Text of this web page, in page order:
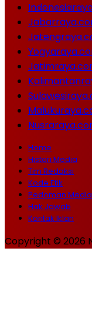
Home
Histori Media
Tim Redaksi
Kode Etik
Pedoman Media
Hak Jawab
Kontak Iklan
Copyright © 2026